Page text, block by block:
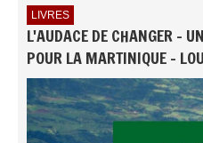
LIVRES
L'AUDACE DE CHANGER -
POUR LA MARTINIQUE -